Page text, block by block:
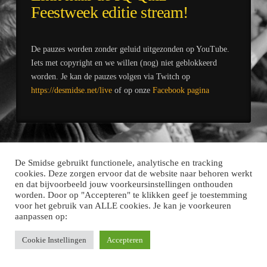
Feestweek editie stream!
De pauzes worden zonder geluid uitgezonden op YouTube.
Iets met copyright en we willen (nog) niet geblokkeerd
worden. Je kan de pauzes volgen via Twitch op
https://desmidse.net/liveof op onze Facebook pagina
CONTACT
© 2022 • DE SMIDSE • NIEKERK - OLDEKERK - FAAN
De Smidse gebruikt functionele, analytische en tracking
cookies. Deze zorgen ervoor dat de website naar behoren werkt
en dat bijvoorbeeld jouw voorkeursinstellingen onthouden
worden. Door op "Accepteren" te klikken geef je toestemming
voor het gebruik van ALLE cookies. Je kan je voorkeuren
aanpassen op:
Cookie Instellingen Accepteren